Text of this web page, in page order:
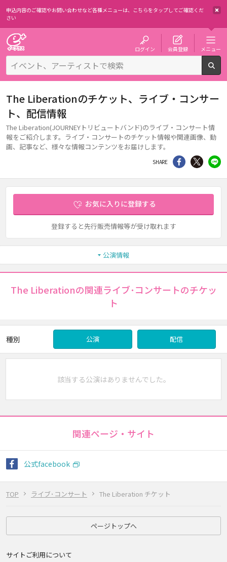
申込内容のご確認やお問い合わせなど各種メニューは、 こちらをタップしてご確認くだ
さい
ログイン 会員登録 メニュー
TOP ライブ･コンサート The Liberation チケット
The Liberationのチケット、ライブ・コンサー
ト、配信情報
The Liberation(JOURNEYトリビュートバンド)のライブ・コンサート情
報をご紹介します。ライブ・コンサートのチケット情報や関連画像、動
画、記事など、様々な情報コンテンツをお届けします。
SHARE シェア Twitter
お気に入りに登録する
登録すると先行販売情報等が受け取れます
公演情報
The Liberationの関連ライブ･コンサートのチケッ
ト
種別 公演 配信
該当する公演はありませんでした。
関連ページ・サイト
公式facebook
ページトップへ
サイトご利用について